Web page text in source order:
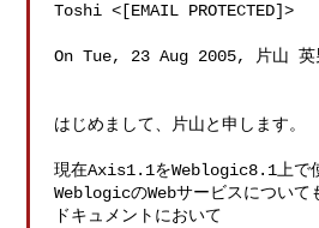
Toshi <[EMAIL PROTECTED]>
On Tue, 23 Aug 2005, 片山
はじめまして、片山と申します。
現在Axis1.1をWeblogic8.1上で使
WeblogicのWebサービスについて
ドキュメントにおいて